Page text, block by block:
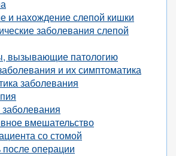
и нахождение слепой кишки
заболевания слепой
вызывающие патологию
и их симптоматика
заболевания
вмешательство
со стомой
после операции